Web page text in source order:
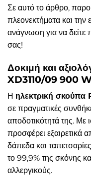
Σε αυτό το άρθρο,
πλεονεκτήματα και την
ανάγνωση για να δείτε
σας!
Δοκιμή και
XD3110/09 900
Η ηλεκτρική σκούπα
σε πραγματικές
αποδοτικότητά της.
προσφέρει εξαιρετικά
δάπεδα και
το 99,9% της σκόνης
αλλεργικούς.